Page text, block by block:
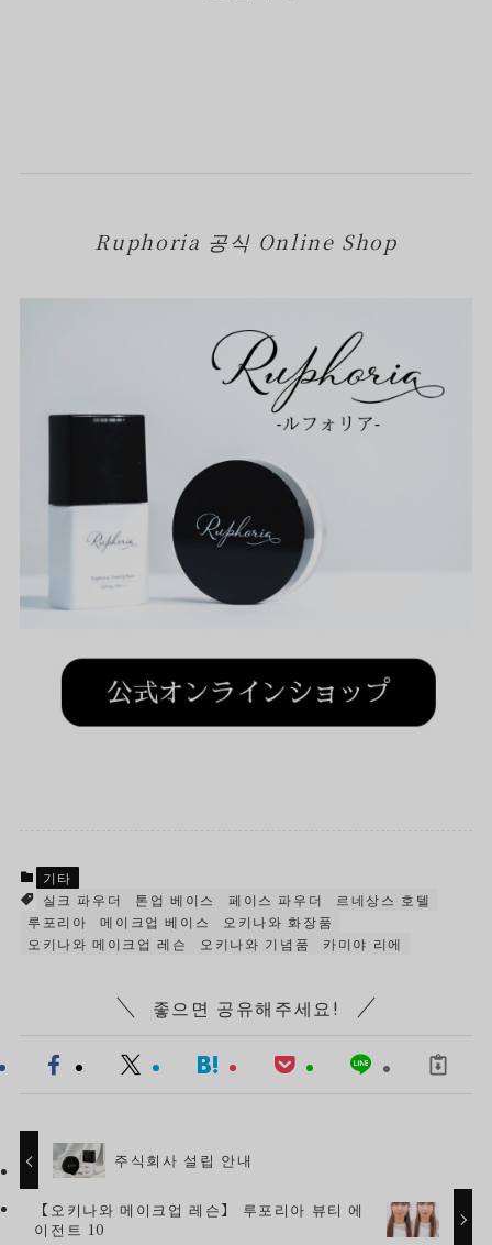
Ruphoria 공식 Online Shop
기타
실크 파우더
톤업 베이스 페이스 파우더
르네상스 호텔
루포리아
메이크업 베이스
오키나와 화장품
오키나와 메이크업 레슨
오키나와 기념품 카미야 리에
좋으면 공유해주세요!
주식회사 설립 안내
【오키나와 메이크업 레슨】 루포리아 뷰티 에
이전트 10